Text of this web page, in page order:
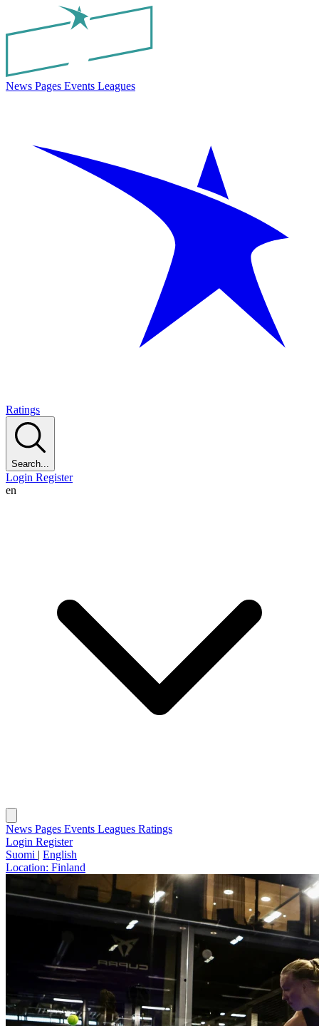
News Pages Events Leagues
Ratings
Search...
Login Register
en
News Pages Events Leagues Ratings
Login Register
Suomi | English
Location: Finland